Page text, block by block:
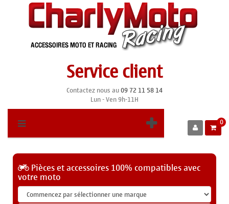
Service client
Contactez nous au09 72 11 58 14
Lun - Ven 9h-11H
0
Pièces et accessoires 100% compatibles avec
votre moto